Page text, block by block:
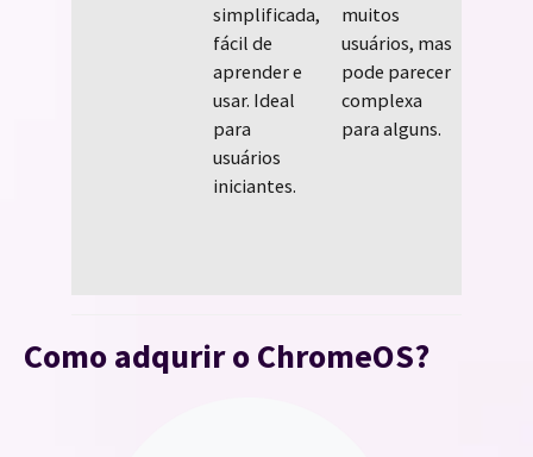
simplificada,
fácil de
aprender e
usar. Ideal
para
usuários
iniciantes.
muitos
usuários, mas
pode parecer
complexa
para alguns.
Como adqurir o ChromeOS?